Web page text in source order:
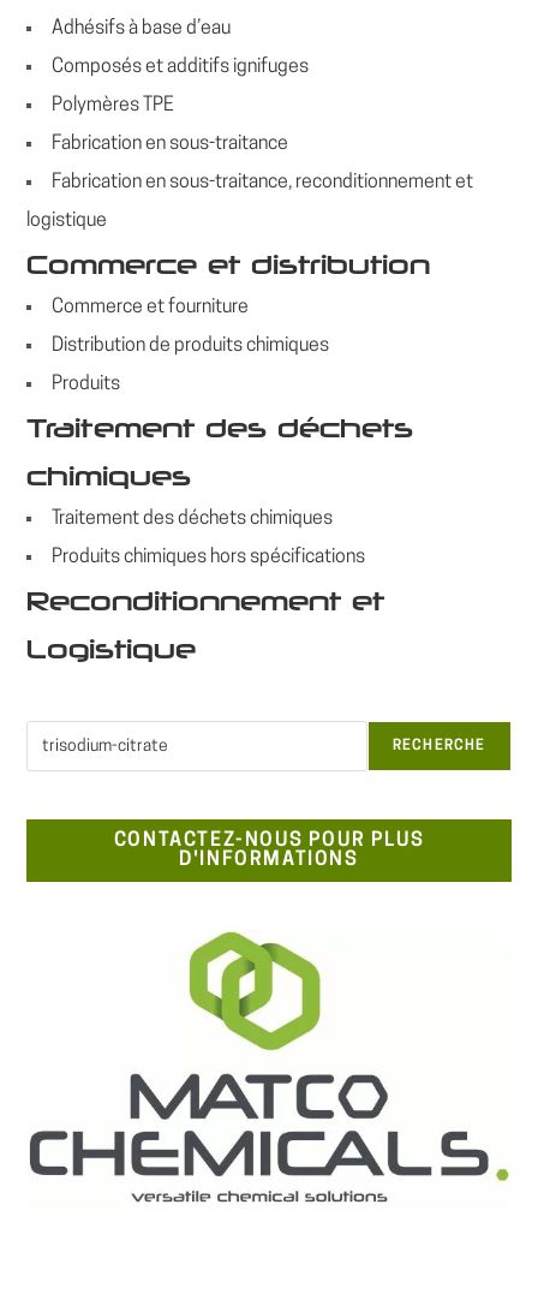
Adhésifs à base d’eau
Composés et additifs ignifuges
Polymères TPE
Fabrication en sous-traitance
Fabrication en sous-traitance, reconditionnement et
logistique
Commerce et distribution
Commerce et fourniture
Distribution de produits chimiques
Produits
Traitement des déchets
chimiques
Traitement des déchets chimiques
Produits chimiques hors spécifications
Reconditionnement et
Logistique
Rechercher
RECHERCHE
CONTACTEZ-NOUS POUR PLUS
D'INFORMATIONS